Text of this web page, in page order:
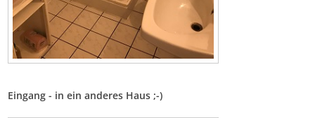
Eingang - in ein anderes Haus ;-)